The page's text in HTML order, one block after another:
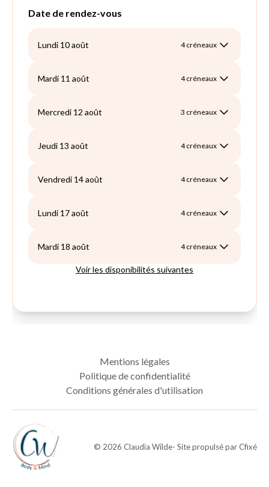
Mentions légales
Politique de confidentialité
Conditions générales d'utilisation
© 2026 Claudia Wilde- Site propulsé parCfixé